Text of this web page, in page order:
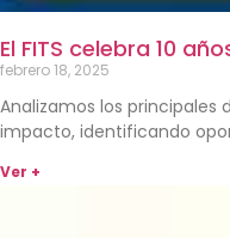
El FITS celebra 10
febrero 18, 2025
Analizamos los
impacto, identificando
Ver +